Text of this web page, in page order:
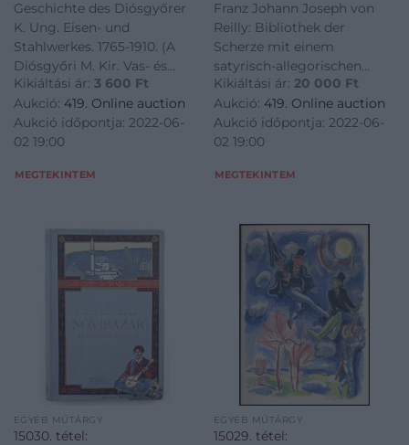
története. 1765-1910.)
Miskolc, 1910., Szelényi
és Társa, 85 p.+2
(Situationsplan des
Eisen- und
Stahlwerkes,
Situationsplan der
Geschichte des Diósgyőrer
K. Ung. Eisen- und
Stahlwerkes. 1765-1910. (A
Diósgyőri M. Kir. Vas- és
Acélgyár története. 1765-
1910.) Miskolc, 1910., Szelényi
és Társa, 85 p.+2
(Situationsplan des Eisen-
Situationsplan der
Kikiáltási ár: 3 600 Ft
Aukció: 419. Online auction
Aukció időpontja: 2022-06-
02 19:00
MEGTEKINTEM
1801., Reillyschen
geographischen
Verschleiß-Komtoir, 1-
343+298 p. +6
(rézmetszetű kézzel
színezett, kihajtható
Franz Johann Joseph von
Reilly: Bibliothek der
Scherze mit einem
satyrisch-allegorischen
Atlasse. Fünfter-Sechster
Band. Wien, 1801.,
Reillyschen geographischen
Verschleiß-Komtoir, 1-
kézzel színezett, kihajtható
Kikiáltási ár: 20 000 Ft
Aukció: 419. Online auction
Aukció időpontja: 2022-06-
02 19:00
MEGTEKINTEM
EGYÉB MŰTÁRGY
15030. tétel:
EGYÉB MŰTÁRGY
15029. tétel: